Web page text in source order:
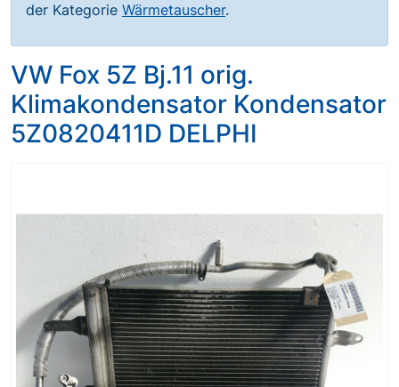
der Kategorie Wärmetauscher.
VW Fox 5Z Bj.11 orig.
Klimakondensator Kondensator
5Z0820411D DELPHI